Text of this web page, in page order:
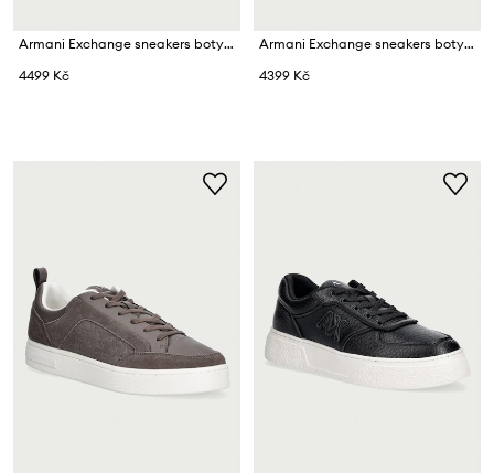
Armani Exchange sneakers boty pánské
4499 Kč
Armani Exchange sneakers boty pánské
4399 Kč